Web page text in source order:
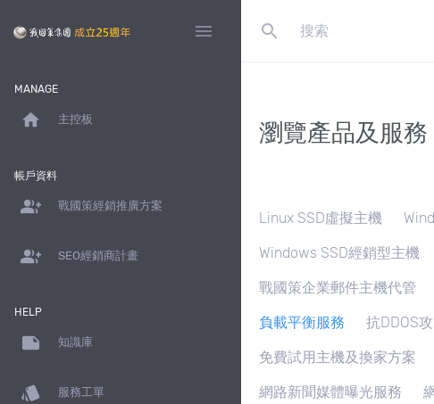
menu search
MANAGE
home 主控板
帳戶資料
group_add 戰國策經銷推廣方案
group_add SEO經銷商計畫
HELP
note 知識庫
style 服務工單
瀏覽產品及服務
Linux SSD虛擬主機
Windows SSD經銷型主機
戰國策企業郵件主機代管
負載平衡服務 抗DDOS
免費試用主機及換家方案
網路新聞媒體曝光服務